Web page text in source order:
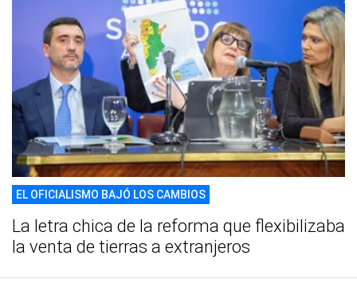
EL OFICIALISMO BAJÓ LOS CAMBIOS
La letra chica de la reforma que flexibilizaba
la venta de tierras a extranjeros